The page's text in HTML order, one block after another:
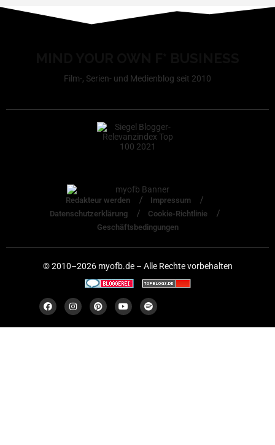
Film-, Serien- und Medienblog seit 2010
Redakteur werden
Impressum
Datenschutzerklärung
Cookie-Richtlinie
Geschäftsbedingungen
© 2010–2026 myofb.de – Alle Rechte vorbehalten